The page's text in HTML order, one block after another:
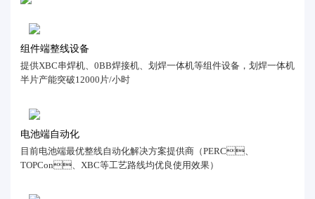
组件端整线设备
提供XBC串焊机、0BB焊接机、划焊一体机等组件设备，划焊一体机
半片产能突破12000片/小时
电池端自动化
目前电池端最优整线自动化解决方案提供商（PERC、
TOPCon、XBC等工艺路线均优良使用效果）